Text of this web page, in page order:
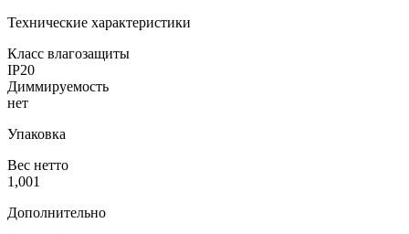
Технические характеристики
Класс влагозащиты
IP20
Диммируемость
нет
Упаковка
Вес нетто
1,001
Дополнительно